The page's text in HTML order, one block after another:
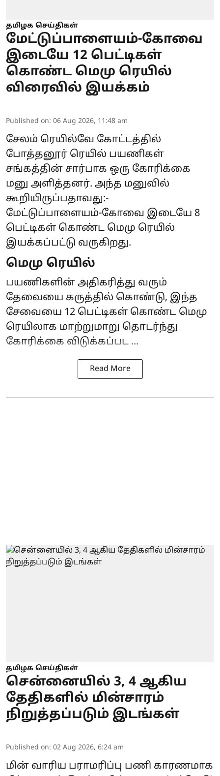
தமிழக செய்திகள்
மேட்டுப்பாளையம்-கோவை
இடையே 12 பெட்டிகள்
கொண்ட மெமு ரெயில்
விரைவில் இயக்கம்
Published on: 06 Aug 2026, 11:48 am
சேலம் ரெயில்வே கோட்டத்தில்
போத்தனூர் ரெயில் பயணிகள்
சங்கத்தின் சார்பாக ஒரு கோரிக்கை
மனு அளித்தனர். அந்த மனுவில்
கூறியிருப்பதாவது:-
மேட்டுப்பாளையம்-கோவை இடையே 8
பெட்டிகள் கொண்ட மெமு ரெயில்
இயக்கப்பட்டு வருகிறது.
மெமு ரெயில்
பயணிகளின் அதிகரித்து வரும்
தேவையை கருத்தில் கொண்டு, இந்த
சேவையை 12 பெட்டிகள் கொண்ட மெமு
ரெயிலாக மாற்றுமாறு தொடர்ந்து
கோரிக்கை விடுக்கப்பட ...
Read More
தமிழக செய்திகள்
சென்னையில் 3, 4 ஆகிய
தேதிகளில் மின்சாரம்
நிறுத்தப்படும் இடங்கள்
Published on: 02 Aug 2026, 6:24 am
மின் வாரிய பராமரிப்பு பணி காரணமாக